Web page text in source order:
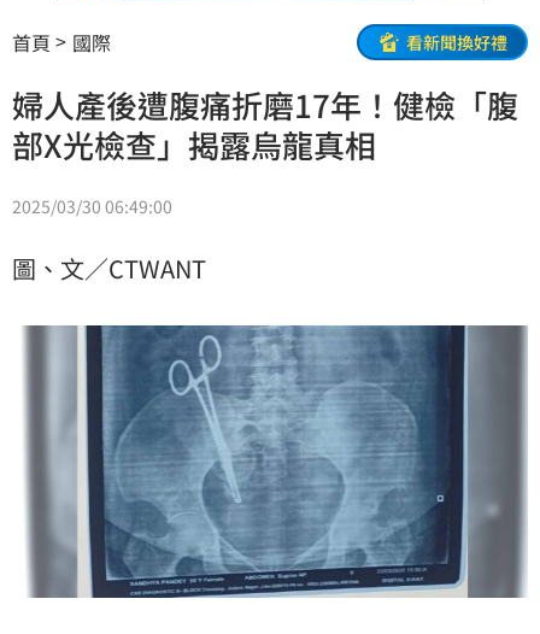
首頁 國際 看新聞換好禮
婦人產後遭腹痛折磨17年！健檢「腹
部X光檢查」揭露烏龍真相
2025/03/30 06:49:00
圖、文／CTWANT